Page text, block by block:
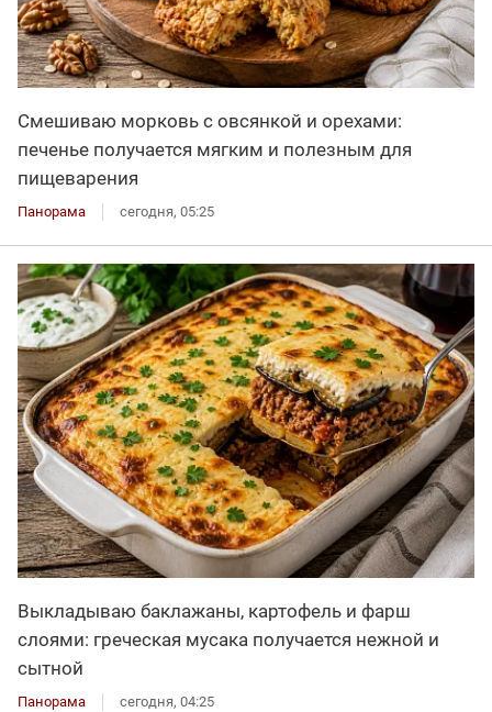
Смешиваю морковь с овсянкой и орехами:
печенье получается мягким и полезным для
пищеварения
Панорама сегодня, 05:25
Выкладываю баклажаны, картофель и фарш
слоями: греческая мусака получается нежной и
сытной
Панорама сегодня, 04:25